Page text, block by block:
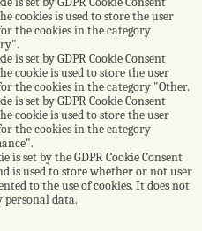
cookies is used to store the user
the cookies in the category
is set by GDPR Cookie Consent
cookie is used to store the user
the cookies in the category "Other.
is set by GDPR Cookie Consent
cookie is used to store the user
the cookies in the category
is set by the GDPR Cookie Consent
is used to store whether or not user
to the use of cookies. It does not
personal data.